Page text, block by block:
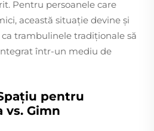
Pentru persoanele care
această situație devine și
trambulinele tradiționale să
într-un mediu de
pentru
vs. Gimn